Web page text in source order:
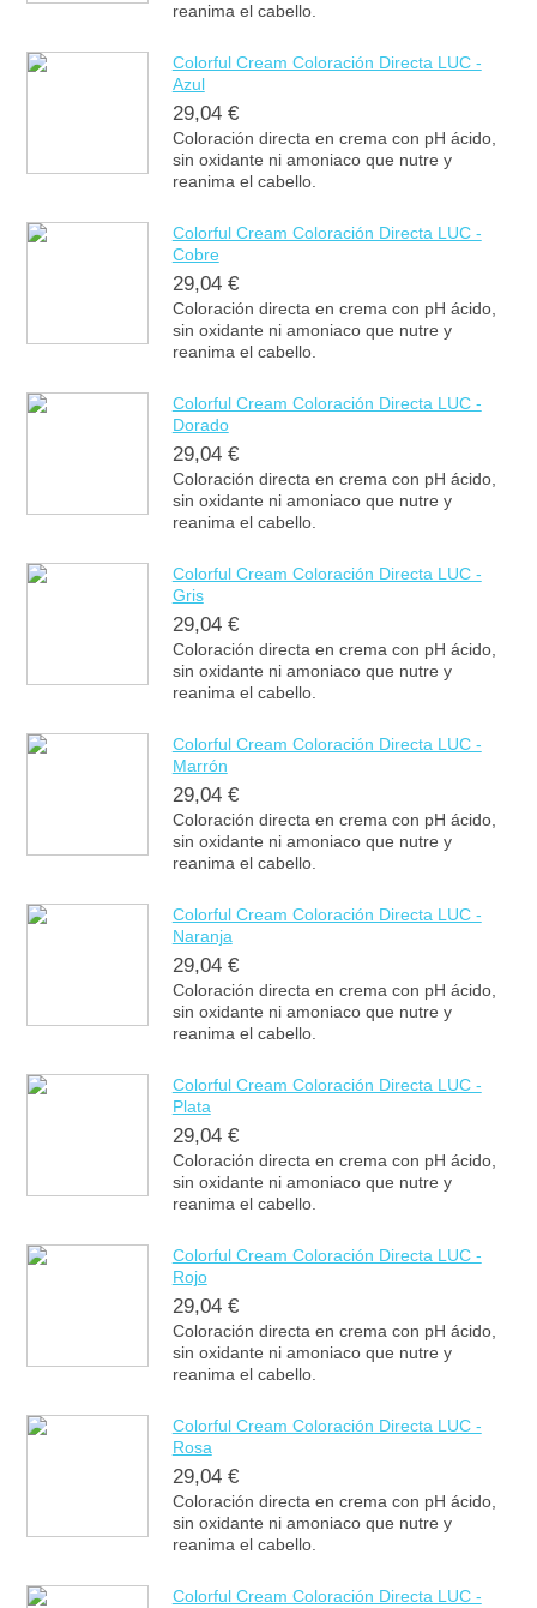
reanima el cabello.
Colorful Cream Coloración Directa LUC -
Azul
29,04 €
Coloración directa en crema con pH ácido,
sin oxidante ni amoniaco que nutre y
reanima el cabello.
Colorful Cream Coloración Directa LUC -
Cobre
29,04 €
Coloración directa en crema con pH ácido,
sin oxidante ni amoniaco que nutre y
reanima el cabello.
Colorful Cream Coloración Directa LUC -
Dorado
29,04 €
Coloración directa en crema con pH ácido,
sin oxidante ni amoniaco que nutre y
reanima el cabello.
Colorful Cream Coloración Directa LUC -
Gris
29,04 €
Coloración directa en crema con pH ácido,
sin oxidante ni amoniaco que nutre y
reanima el cabello.
Colorful Cream Coloración Directa LUC -
Marrón
29,04 €
Coloración directa en crema con pH ácido,
sin oxidante ni amoniaco que nutre y
reanima el cabello.
Colorful Cream Coloración Directa LUC -
Naranja
29,04 €
Coloración directa en crema con pH ácido,
sin oxidante ni amoniaco que nutre y
reanima el cabello.
Colorful Cream Coloración Directa LUC -
Plata
29,04 €
Coloración directa en crema con pH ácido,
sin oxidante ni amoniaco que nutre y
reanima el cabello.
Colorful Cream Coloración Directa LUC -
Rojo
29,04 €
Coloración directa en crema con pH ácido,
sin oxidante ni amoniaco que nutre y
reanima el cabello.
Colorful Cream Coloración Directa LUC -
Rosa
29,04 €
Coloración directa en crema con pH ácido,
sin oxidante ni amoniaco que nutre y
reanima el cabello.
Colorful Cream Coloración Directa LUC -